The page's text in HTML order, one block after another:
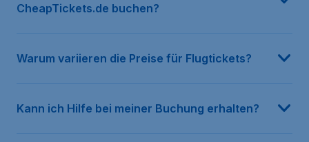
CheapTickets.de buchen?
Warum variieren die Preise für Flugtickets?
Kann ich Hilfe bei meiner Buchung erhalten?